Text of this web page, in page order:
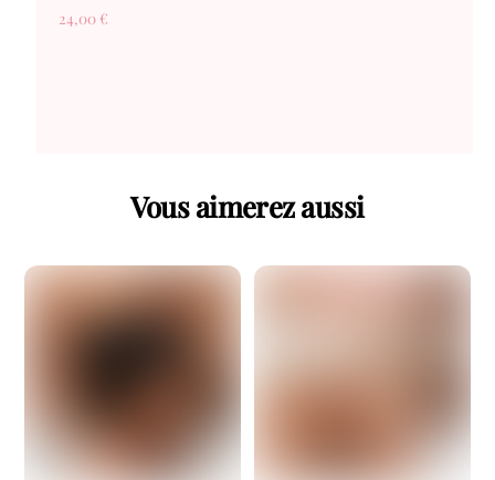
24,00 €
Vous aimerez aussi